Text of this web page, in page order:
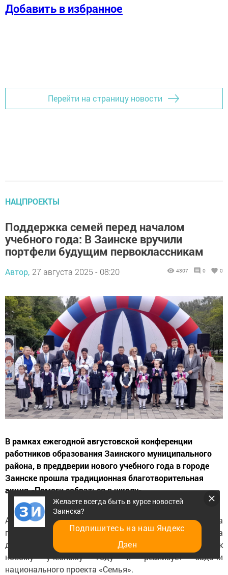
Добавить в избранное
Перейти на страницу новости
НАЦПРОЕКТЫ
Поддержка семей перед началом
учебного года: В Заинске вручили
портфели будущим первоклассникам
Автор, 27 августа 2025 - 08:20 4307 0 0
В рамках ежегодной августовской конференции
работников образования Заинского муниципального
района, в преддверии нового учебного года в городе
Заинске прошла традиционная благотворительная
акция «Помоги собраться в школу».
Акция «Помоги собраться в школу!» нацелена на
поддержку семей, которым необходима
дополнительная помощь в подготовке ребенка к
новому учебному году и реализует задачи
национального проекта «Семья».
Желаете всегда быть в курсе новостей
Заинска?
Подпишитесь на наш Яндекс
Дзен